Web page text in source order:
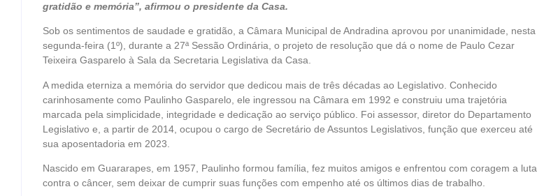
gratidão e memória”, afirmou o presidente da Casa.
Sob os sentimentos de saudade e gratidão, a Câmara Municipal de Andradina aprovou por unanimidade, nesta
segunda-feira (1º), durante a 27ª Sessão Ordinária, o projeto de resolução que dá o nome de Paulo Cezar
Teixeira Gasparelo à Sala da Secretaria Legislativa da Casa.
A medida eterniza a memória do servidor que dedicou mais de três décadas ao Legislativo. Conhecido
carinhosamente como Paulinho Gasparelo, ele ingressou na Câmara em 1992 e construiu uma trajetória
marcada pela simplicidade, integridade e dedicação ao serviço público. Foi assessor, diretor do Departamento
Legislativo e, a partir de 2014, ocupou o cargo de Secretário de Assuntos Legislativos, função que exerceu até
sua aposentadoria em 2023.
Nascido em Guararapes, em 1957, Paulinho formou família, fez muitos amigos e enfrentou com coragem a luta
contra o câncer, sem deixar de cumprir suas funções com empenho até os últimos dias de trabalho.